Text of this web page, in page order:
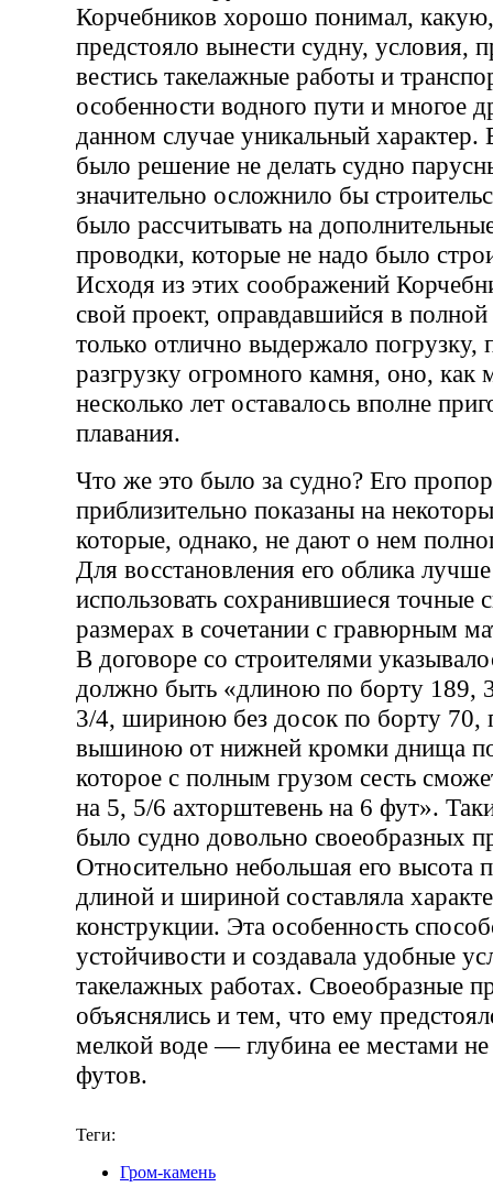
Корчебников хорошо понимал,
предстояло вынести судну, условия,
вестись такелажные работы и
особенности водного пути и многое
данном случае уникальный
было решение не делать судно
значительно осложнило бы
было рассчитывать на
проводки, которые не надо было
Исходя из этих соображений
свой проект, оправдавшийся в
только отлично выдержало погрузку,
разгрузку огромного камня, оно,
несколько лет оставалось вполне
плавания.
Что же это было за судно? Его
приблизительно показаны на
которые, однако, не дают о нем
Для восстановления его облика лучше
использовать сохранившиеся точные
размерах в сочетании с гравюрным
В договоре со строителями
должно быть «длиною по борту 189,
3/4, шириною без досок по борту
вышиною от нижней кромки днища
которое с полным грузом сесть
на 5, 5/6 ахторштевень на 6 фут».
было судно довольно своеобразных
Относительно небольшая его высота
длиной и шириной составляла
конструкции. Эта особенность
устойчивости и создавала удобные
такелажных работах. Своеобразные
объяснялись и тем, что ему
мелкой воде — глубина ее местами
футов.
Теги:
Гром-камень